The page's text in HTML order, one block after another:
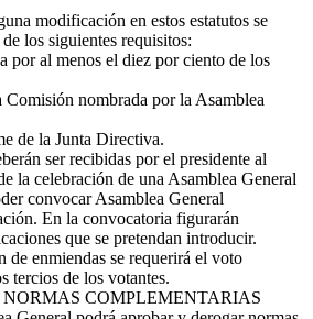
modificación en estos estatutos se
los siguientes requisitos:
por al menos el diez por ciento de los
Comisión nombrada por la Asamblea
de la Junta Directiva.
ser recibidas por el presidente al
la celebración de una Asamblea General
convocar Asamblea General
En la convocatoria figurarán
que se pretendan introducir.
de enmiendas se requerirá el voto
tercios de los votantes.
NORMAS COMPLEMENTARIAS